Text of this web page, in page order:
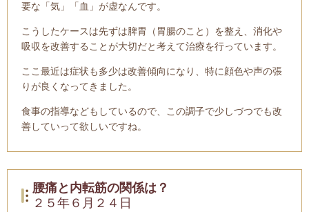
要な「気」「血」が虚なんです。
こうしたケースは先ずは脾胃（胃腸のこと）を整え、消化や
吸収を改善することが大切だと考えて治療を行っています。
ここ最近は症状も多少は改善傾向になり、特に顔色や声の張
りが良くなってきました。
食事の指導などもしているので、この調子で少しづつでも改
善していって欲しいですね。
腰痛と内転筋の関係は？
２５年６月２４日